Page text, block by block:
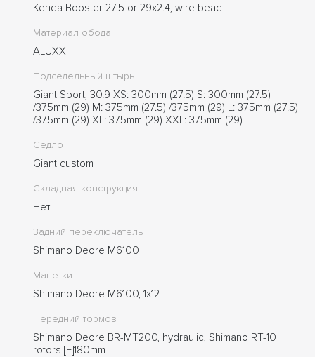
Kenda Booster 27.5 or 29x2.4, wire bead
Материал обода
ALUXX
Подседельный штырь
Giant Sport, 30.9 XS: 300mm (27.5) S: 300mm (27.5)
/375mm (29) M: 375mm (27.5) /375mm (29) L: 375mm (27.5)
/375mm (29) XL: 375mm (29) XXL: 375mm (29)
Седло
Giant custom
Складная конструкция
Нет
Задний переключатель
Shimano Deore M6100
Манетки
Shimano Deore M6100, 1x12
Передний тормоз
Shimano Deore BR-MT200, hydraulic, Shimano RT-10
rotors [F]180mm